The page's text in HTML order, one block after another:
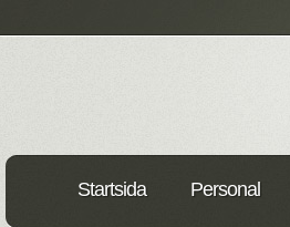
Startsida Personal